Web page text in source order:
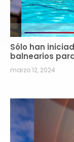
Sólo han
balnearios
marzo 12, 2024